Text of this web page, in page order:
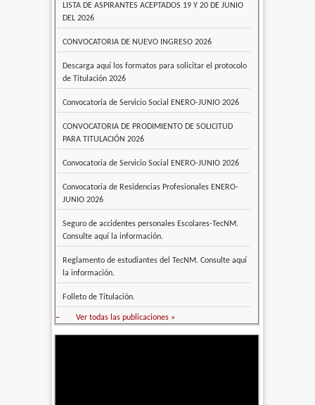
LISTA DE ASPIRANTES ACEPTADOS 19 Y 20 DE JUNIO
DEL 2026
CONVOCATORIA DE NUEVO INGRESO 2026
Descarga aquí los formatos para solicitar el protocolo
de Titulación 2026
Convocatoria de Servicio Social ENERO-JUNIO 2026
CONVOCATORIA DE PRODIMIENTO DE SOLICITUD
PARA TITULACIÓN 2026
Convocatoria de Servicio Social ENERO-JUNIO 2026
Convocatoria de Residencias Profesionales ENERO-
JUNIO 2026
Seguro de accidentes personales Escolares-TecNM.
Consulte aquí la información.
Reglamento de estudiantes del TecNM. Consulte aquí
la información.
Folleto de Titulación.
– Ver todas las publicaciones »